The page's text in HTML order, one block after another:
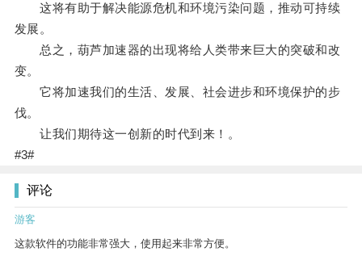
这将有助于解决能源危机和环境污染问题，推动可持续
发展。
总之，葫芦加速器的出现将给人类带来巨大的突破和改
变。
它将加速我们的生活、发展、社会进步和环境保护的步
伐。
让我们期待这一创新的时代到来！。
#3#
评论
游客
这款软件的功能非常强大，使用起来非常方便。